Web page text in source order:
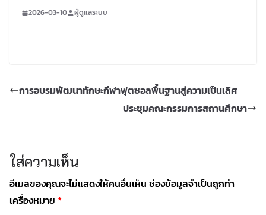
2026-03-10 ผู้ดูแลระบบ
การอบรมพัฒนาทักษะกีฬาฟุตซอลพื้นฐานสู่ความเป็นเลิศ
ประชุมคณะกรรมการสถานศึกษา
ใส่ความเห็น
อีเมลของคุณจะไม่แสดงให้คนอื่นเห็น ช่องข้อมูลจำเป็นถูกทำ
เครื่องหมาย *